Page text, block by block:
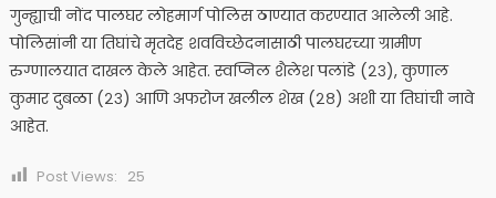
गुन्ह्याची नोंद पालघर लोहमार्ग पोलिस ठाण्यात करण्यात आलेली आहे.
पोलिसांनी या तिघांचे मृतदेह शवविच्छेदनासाठी पालघरच्या ग्रामीण
रुग्णालयात दाखल केले आहेत. स्वप्निल शैलेश पलांडे (२३), कुणाल
कुमार दुबळा (२३) आणि अफरोज खलील शेख (२८) अशी या तिघांची नावे
आहेत.
Post Views: 25